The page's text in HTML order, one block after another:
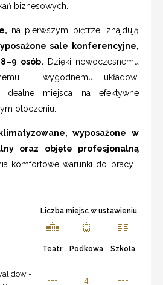
biznesowych.
na pierwszym piętrze, znajdują
sale konferencyjne,
osób. Dzięki nowoczesnemu
i wygodnemu układowi
miejsca na efektywne
otoczeniu.
wyposażone w
oraz objęte profesjonalną
komfortowe warunki do pracy i
Liczba miejsc w ustawieniu
Teatr Podkowa Szkoła
-
--- 4 ---